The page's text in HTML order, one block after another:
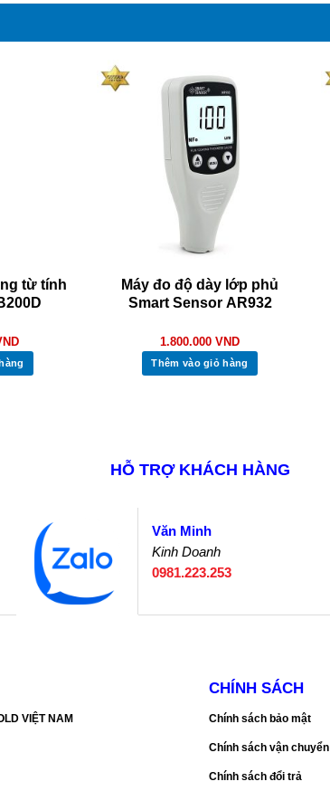
từ tính
Máy đo độ dày lớp phủ
Smart Sensor AR932
1.800.000 VND
Thêm vào giỏ hàng
HỖ TRỢ KHÁCH HÀNG
Văn Minh
Kinh Doanh
0981.223.253
VIỆT NAM
CHÍNH SÁCH
Chính sách bảo mật
Chính sách vận chuyển
Chính sách đổi trả